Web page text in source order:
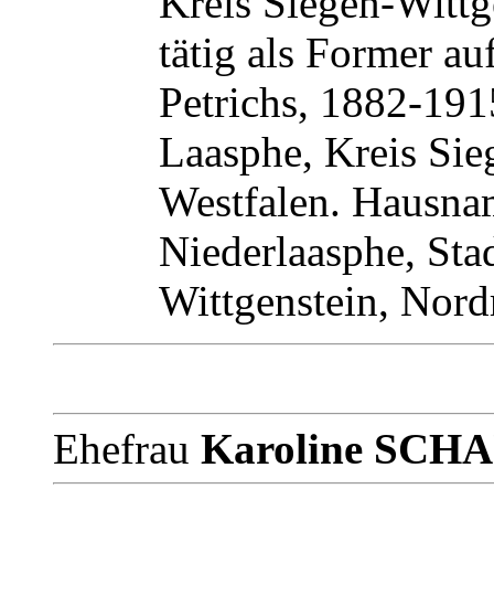
tätig als Former
Petrichs, 1882-
Laasphe, Kreis
Westfalen.
Niederlaasphe,
Wittgenstein,
Ehefrau Karoline